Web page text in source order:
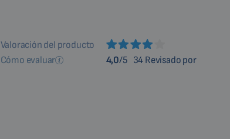
Valoración del producto
Cómo evaluar
4,0/5 34 Revisado por